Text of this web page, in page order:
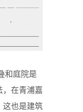
和庭院是
，在青浦嘉
这也是建筑